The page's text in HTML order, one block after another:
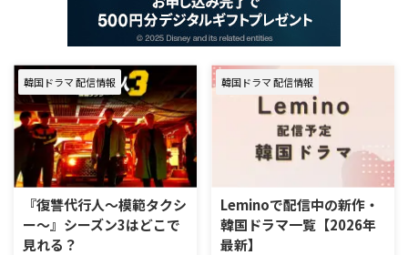
韓国ドラマ 配信情報
『復讐代行人～模範タクシ
ー～』シーズン3はどこで
見れる？
韓国ドラマ 配信情報
Leminoで配信中の新作・
韓国ドラマ一覧【2026年
最新】